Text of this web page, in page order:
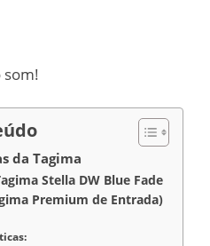
som!
da Tagima
Stella DW Blue Fade
Premium de Entrada)